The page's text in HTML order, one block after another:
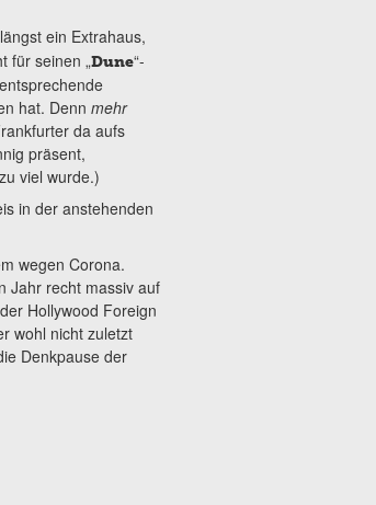
ein Extrahaus,
für seinen „Dune“-
hat. Denn mehr
da aufs
präsent,
viel wurde.)
in der anstehenden
wegen Corona.
Jahr recht massiv auf
Hollywood Foreign
wohl nicht zuletzt
Denkpause der